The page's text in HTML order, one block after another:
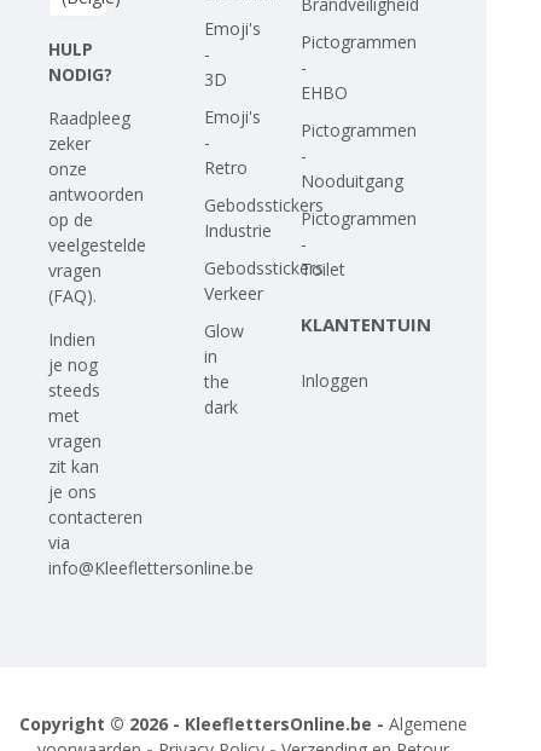
HULP
NODIG?
Raadpleeg
zeker
onze
antwoorden
op de
veelgestelde
vragen
(FAQ).
Indien
je nog
steeds
met
vragen
zit kan
je ons
contacteren
via
info@Kleeflettersonline.be
Emoji's
-
3D
Emoji's
-
Retro
Gebodsstickers
Industrie
Gebodsstickers
Verkeer
Glow
in
the
dark
Pictogrammen
-
EHBO
Pictogrammen
-
Nooduitgang
Pictogrammen
-
Toilet
KLANTENTUIN
Inloggen
Copyright © 2026 - KleeflettersOnline.be -Algemene